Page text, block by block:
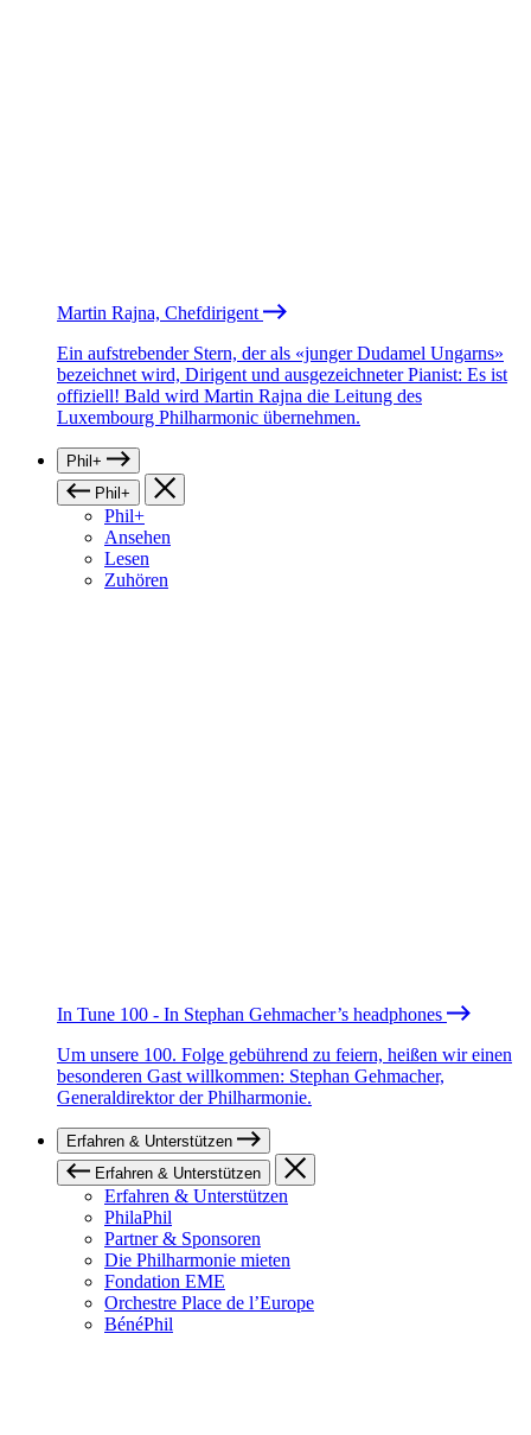
Martin Rajna, Chefdirigent
Ein aufstrebender Stern, der als «junger Dudamel Ungarns»
bezeichnet wird, Dirigent und ausgezeichneter Pianist: Es ist
offiziell! Bald wird Martin Rajna die Leitung des
Luxembourg Philharmonic übernehmen.
Phil+
Phil+
Phil+
Ansehen
Lesen
Zuhören
In Tune 100 - In Stephan Gehmacher’s headphones
Um unsere 100. Folge gebührend zu feiern, heißen wir einen
besonderen Gast willkommen: Stephan Gehmacher,
Generaldirektor der Philharmonie.
Erfahren & Unterstützen
Erfahren & Unterstützen
Erfahren & Unterstützen
PhilaPhil
Partner & Sponsoren
Die Philharmonie mieten
Fondation EME
Orchestre Place de l’Europe
BénéPhil